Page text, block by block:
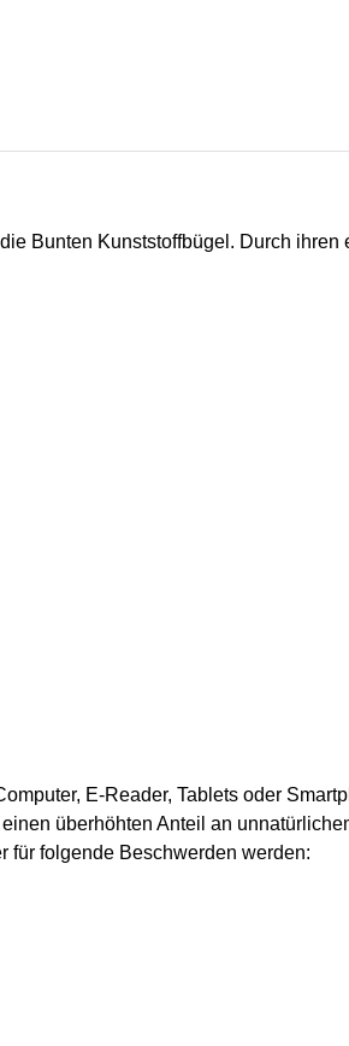
Bunten Kunststoffbügel. Durch ihren
E-Reader, Tablets oder
überhöhten Anteil an
für folgende Beschwerden werden: